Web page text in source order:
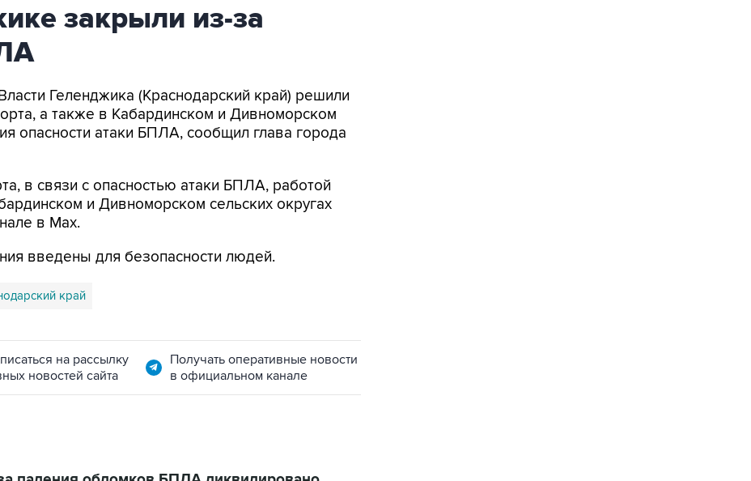
закрыли из-за
Геленджика (Краснодарский край) решили
а также в Кабардинском и Дивноморском
опасности атаки БПЛА, сообщил глава города
в связи с опасностью атаки БПЛА, работой
и Дивноморском сельских округах
в Max.
введены для безопасности людей.
край
на рассылку
новостей сайта
Получать оперативные новости
в официальном канале